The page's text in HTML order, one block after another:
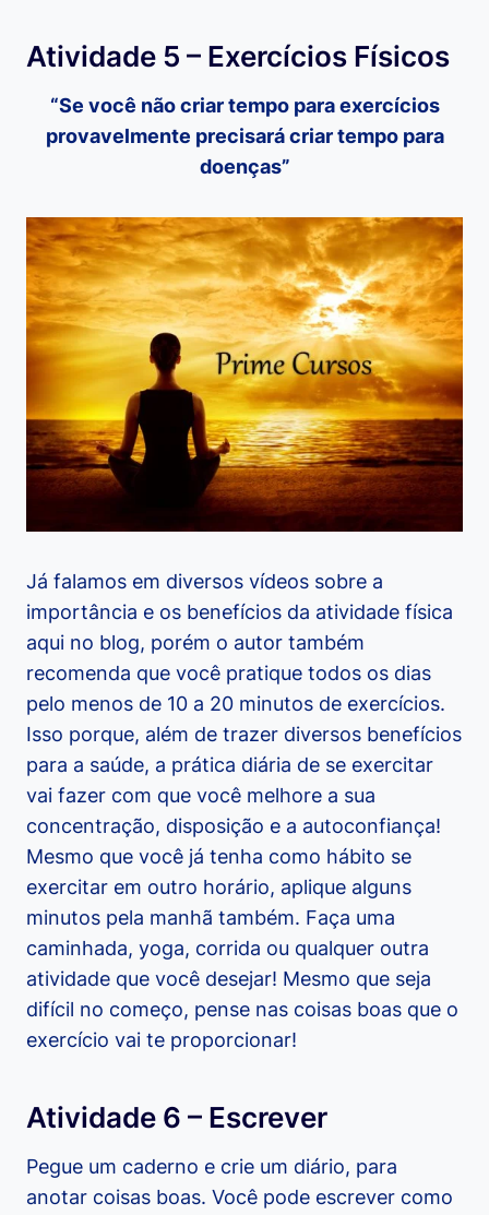
Atividade 5 – Exercícios Físicos
“Se você não criar tempo para exercícios
provavelmente precisará criar tempo para
doenças”
Já falamos em diversos vídeos sobre a
importância e os benefícios da atividade física
aqui no blog, porém o autor também
recomenda que você pratique todos os dias
pelo menos de 10 a 20 minutos de exercícios.
Isso porque, além de trazer diversos benefícios
para a saúde, a prática diária de se exercitar
vai fazer com que você melhore a sua
concentração, disposição e a autoconfiança!
Mesmo que você já tenha como hábito se
exercitar em outro horário, aplique alguns
minutos pela manhã também. Faça uma
caminhada, yoga, corrida ou qualquer outra
atividade que você desejar! Mesmo que seja
difícil no começo, pense nas coisas boas que o
exercício vai te proporcionar!
Atividade 6 – Escrever
Pegue um caderno e crie um diário, para
anotar coisas boas. Você pode escrever como